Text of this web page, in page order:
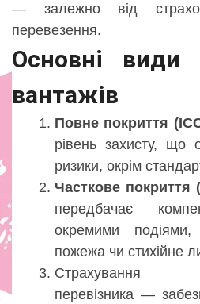
— залежно від
перевезення.
Основні види
вантажів
Повне покриття
рівень захисту, що
ризики, окрім
Часткове покриття
передбачає
окремими
пожежа чи стихійне
Страхування
перевізника —